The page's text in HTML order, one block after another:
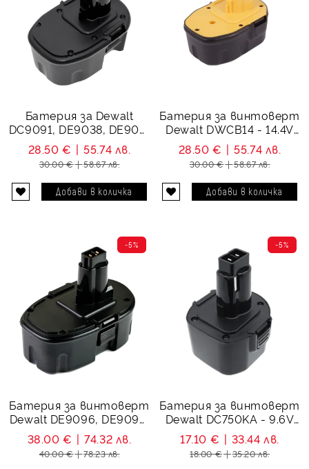
Батерия за Dewalt
DC9091, DE9038, DE909,
DE9502 - 14.4V 1500 mAh
28.50 € 55.74 лв.
30.00 € 58.67 лв.
Батерия за винтоверт
Dewalt DWCB14 - 14.4V
1500 mAh
28.50 € 55.74 лв.
30.00 € 58.67 лв.
Батерия за винтоверт
Dewalt DE9096, DE9095,
DE9039, DC9096,
DC9099 - 18V, Ni-MH,
2500 mAh
-5%
38.00 € 74.32 лв.
40.00 € 78.23 лв.
Батерия за винтоверт
Dewalt DC750KA - 9.6V
1500 mAh
-5%
17.10 € 33.44 лв.
18.00 € 35.20 лв.